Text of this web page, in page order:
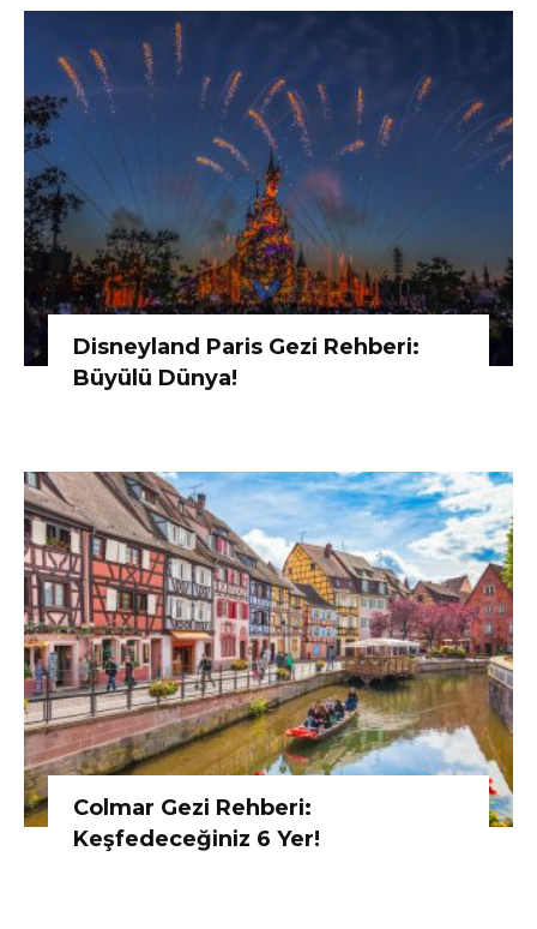
Disneyland Paris Gezi Rehberi:
Büyülü Dünya!
Colmar Gezi Rehberi:
Keşfedeceğiniz 6 Yer!